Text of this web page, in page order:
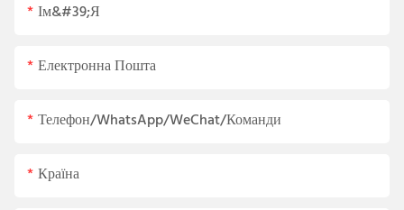
Ім&#39;я
Електронна Пошта
Телефон/WhatsApp/WeChat/Команди
Країна